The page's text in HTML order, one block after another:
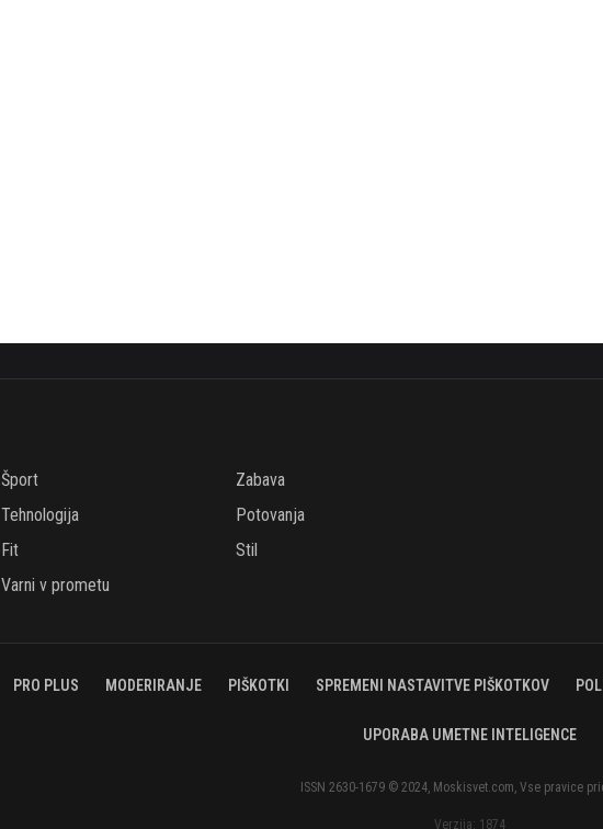
Šport
Zabava
Tehnologija
Potovanja
Fit
Stil
Varni v prometu
PRO PLUS MODERIRANJE PIŠKOTKI SPREMENI NASTAVITVE PIŠKOTKOV
UPORABA UMETNE INTELIGENCE
ISSN 2630-1679 © 2024, Moskisvet.com, Vse pravice
Verzija: 1874